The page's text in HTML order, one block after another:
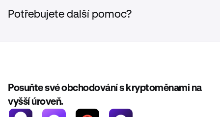
Pokud je vklad pod požadovaným minimem, prostředky
našem článku o tom, jak používámetečky a čárky.
10 AUD
Potřebujete další pomoc?
Posuňte své obchodování s kryptoměnami na
vyšší úroveň.